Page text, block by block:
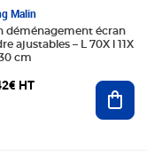
Malin
déménagement écran
ajustables – L 70X l 11X
cm
HT